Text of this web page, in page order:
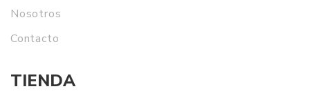
Nosotros
Contacto
TIENDA